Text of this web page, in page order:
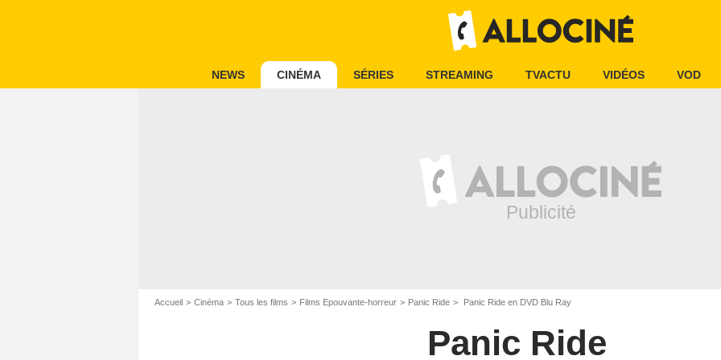
NEWS CINÉMA SÉRIES STREAMING TVACTU VIDÉOS VOD
Accueil Cinéma Tous les films Films Epouvante-horreur Panic Ride Panic Ride en DVD Blu Ray
Panic Ride